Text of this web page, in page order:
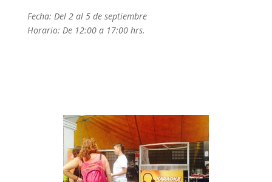
Fecha: Del 2 al 5 de septiembre
Horario: De 12:00 a 17:00 hrs.